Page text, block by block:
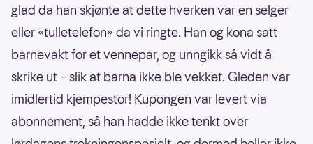
glad da han skjønte at dette hverken var en selger
eller «tulletelefon» da vi ringte. Han og kona satt
barnevakt for et vennepar, og unngikk så vidt å
skrike ut – slik at barna ikke ble vekket. Gleden var
imidlertid kjempestor! Kupongen var levert via
abonnement, så han hadde ikke tenkt over